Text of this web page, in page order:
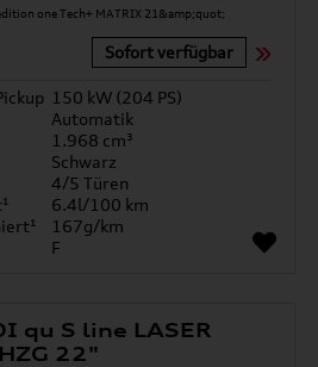
Sofort verfügbar
150 kW (204 PS)
Automatik
1.968 cm³
Schwarz
4/5 Türen
6.4l/100 km
167g/km
F
qu S line LASER
22"